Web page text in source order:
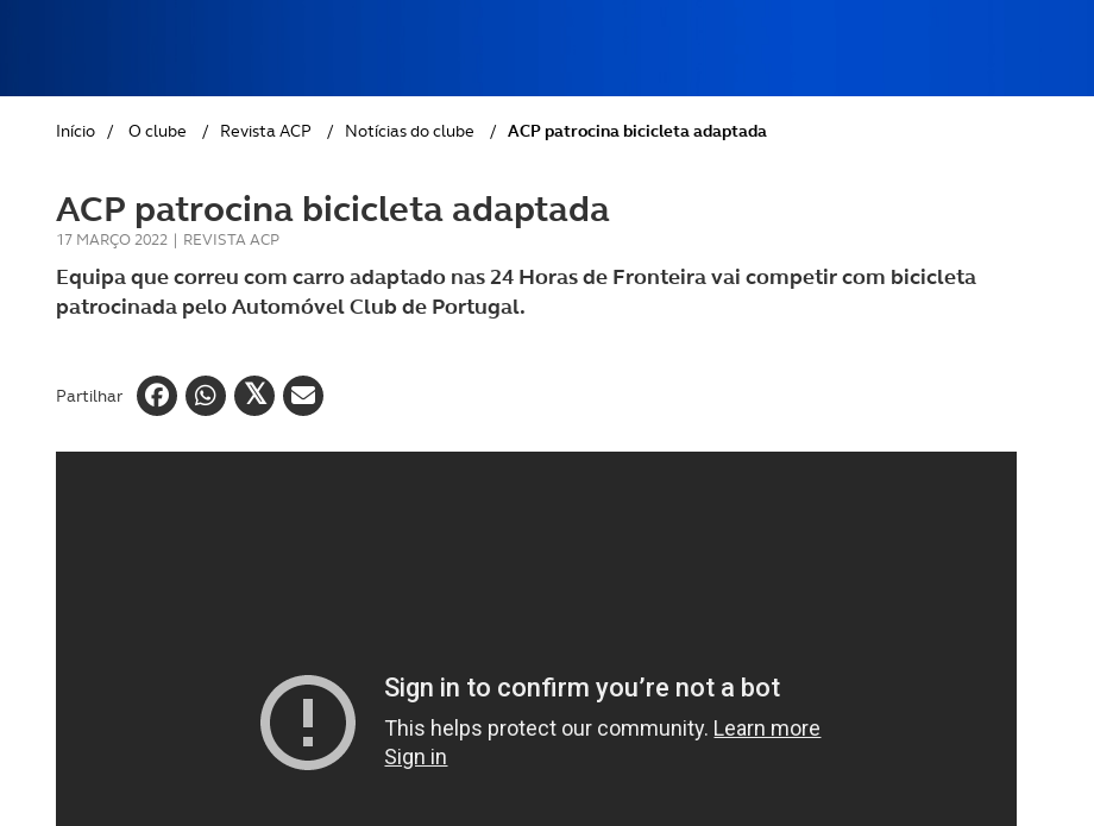
GOLFE
AUTOCARAVANISMO
Início / O clube / Revista ACP / Notícias do clube / ACP patrocina bicicleta adaptada
ACP patrocina bicicleta adaptada
17 MARÇO 2022 | REVISTA ACP
Equipa que correu com carro adaptado nas 24 Horas de Fronteira vai competir com bicicleta
patrocinada pelo Automóvel Club de Portugal.
Partilhar